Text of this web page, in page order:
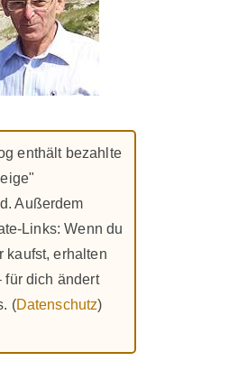
enthält bezahlte
Außerdem
Links: Wenn du
kaufst, erhalten
für dich ändert
(Datenschutz)